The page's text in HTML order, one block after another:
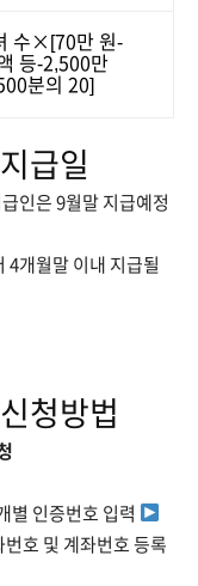
수×[70만 원-
등-2,500만
분의 20]
급일
인은 9월말 지급예정
4개월말 이내 지급될
청방법
별 인증번호 입력
번호 및 계좌번호 등록